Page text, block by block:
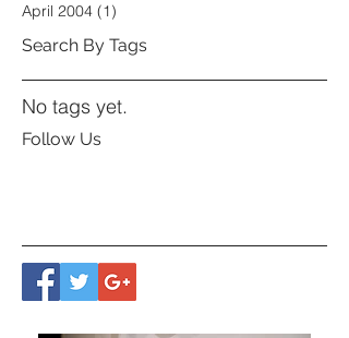
April 2004 (1)
Search By Tags
No tags yet.
Follow Us